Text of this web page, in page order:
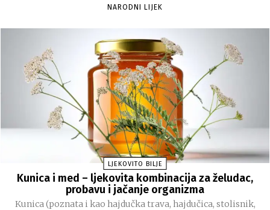
NARODNI LIJEK
LJEKOVITO BILJE
Kunica i med – ljekovita kombinacija za želudac,
probavu i jačanje organizma
Kunica (poznata i kao hajdučka trava, hajdučica, stolisnik,